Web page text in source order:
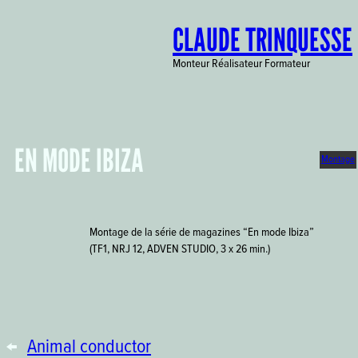
CLAUDE TRINQUESSE
Monteur Réalisateur Formateur
EN MODE IBIZA Montage
Montage de la série de magazines “En mode Ibiza”
(TF1, NRJ 12, ADVEN STUDIO, 3 x 26 min.)
← Animal conductor